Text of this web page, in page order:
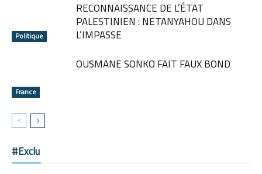
Politique
RECONNAISSANCE DE L’ÉTAT
PALESTINIEN : NETANYAHOU DANS
L’IMPASSE
France
OUSMANE SONKO FAIT FAUX BOND
#Exclu